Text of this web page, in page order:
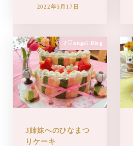
2022年5月17日
3♡angel Blog
3姉妹へのひなまつ
りケーキ